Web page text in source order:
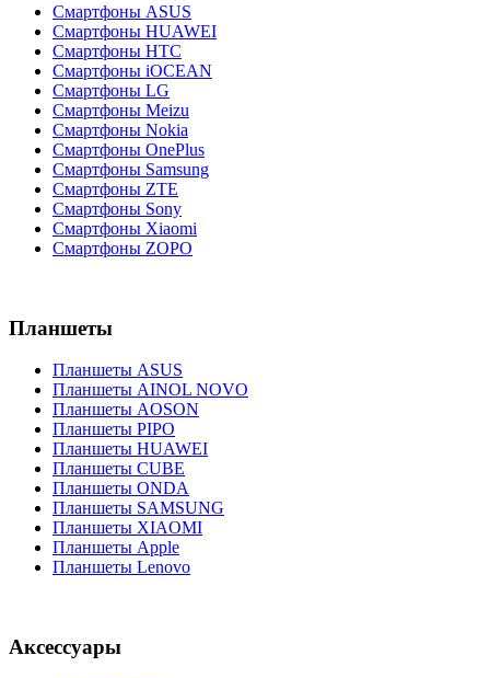
Смартфоны ASUS
Смартфоны HUAWEI
Смартфоны HTC
Смартфоны iOCEAN
Смартфоны LG
Смартфоны Meizu
Смартфоны Nokia
Смартфоны OnePlus
Смартфоны Samsung
Смартфоны ZTE
Смартфоны Sony
Смартфоны Xiaomi
Смартфоны ZOPO
Планшеты
Планшеты ASUS
Планшеты AINOL NOVO
Планшеты AOSON
Планшеты PIPO
Планшеты HUAWEI
Планшеты CUBE
Планшеты ONDA
Планшеты SAMSUNG
Планшеты XIAOMI
Планшеты Apple
Планшеты Lenovo
Аксессуары